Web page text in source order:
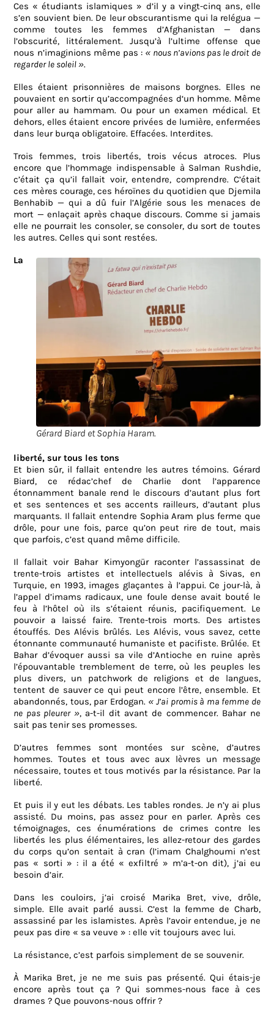
Ces « étudiants islamiques » d’il y a vingt-cinq ans, elle
s’en souvient bien. De leur obscurantisme qui la relégua —
comme toutes les femmes d’Afghanistan — dans
l’obscurité, littéralement. Jusqu’à l’ultime offense que
nous n’imaginions même pas : « nous n’avions pas le droit de
regarder le soleil ».
Elles étaient prisonnières de maisons borgnes. Elles ne
pouvaient en sortir qu’accompagnées d‘un homme. Même
pour aller au hammam. Ou pour un examen médical. Et
dehors, elles étaient encore privées de lumière, enfermées
dans leur burqa obligatoire. Effacées. Interdites.
Trois femmes, trois libertés, trois vécus atroces. Plus
encore que l’hommage indispensable à Salman Rushdie,
c’était ça qu’il fallait voir, entendre, comprendre. C’était
ces mères courage, ces héroïnes du quotidien que Djemila
Benhabib — qui a dû fuir l’Algérie sous les menaces de
mort — enlaçait après chaque discours. Comme si jamais
elle ne pourrait les consoler, se consoler, du sort de toutes
les autres. Celles qui sont restées.
Gérard Biard et Sophia Haram.
La
liberté, sur tous les tons
Et bien sûr, il fallait entendre les autres témoins. Gérard
Biard, ce rédac’chef de Charlie dont l’apparence
étonnamment banale rend le discours d’autant plus fort
et ses sentences et ses accents railleurs, d’autant plus
marquants. Il fallait entendre Sophia Aram plus ferme que
drôle, pour une fois, parce qu’on peut rire de tout, mais
que parfois, c’est quand même difficile.
Il fallait voir Bahar Kimyongür raconter l’assassinat de
trente-trois artistes et intellectuels alévis à Sivas, en
Turquie, en 1993, images glaçantes à l’appui. Ce jour-là, à
l’appel d’imams radicaux, une foule dense avait bouté le
feu à l’hôtel où ils s’étaient réunis, pacifiquement. Le
pouvoir a laissé faire. Trente-trois morts. Des artistes
étouffés. Des Alévis brûlés. Les Alévis, vous savez, cette
étonnante communauté humaniste et pacifiste. Brûlée. Et
Bahar d’évoquer aussi sa vile d’Antioche en ruine après
l’épouvantable tremblement de terre, où les peuples les
plus divers, un patchwork de religions et de langues,
tentent de sauver ce qui peut encore l’être, ensemble. Et
abandonnés, tous, par Erdogan. « J’ai promis à ma femme de
ne pas pleurer », a-t-il dit avant de commencer. Bahar ne
sait pas tenir ses promesses.
D’autres femmes sont montées sur scène, d’autres
hommes. Toutes et tous avec aux lèvres un message
nécessaire, toutes et tous motivés par la résistance. Par la
liberté.
Et puis il y eut les débats. Les tables rondes. Je n’y ai plus
assisté. Du moins, pas assez pour en parler. Après ces
témoignages, ces énumérations de crimes contre les
libertés les plus élémentaires, les allez-retour des gardes
du corps qu’on sentait à cran (l’imam Chalghoumi n’est
pas « sorti » : il a été « exfiltré » m’a-t-on dit), j’ai eu
besoin d’air.
Dans les couloirs, j’ai croisé Marika Bret, vive, drôle,
simple. Elle avait parlé aussi. C’est la femme de Charb,
assassiné par les islamistes. Après l’avoir entendue, je ne
peux pas dire « sa veuve » : elle vit toujours avec lui.
La résistance, c’est parfois simplement de se souvenir.
À Marika Bret, je ne me suis pas présenté. Qui étais-je
encore après tout ça ? Qui sommes-nous face à ces
drames ? Que pouvons-nous offrir ?